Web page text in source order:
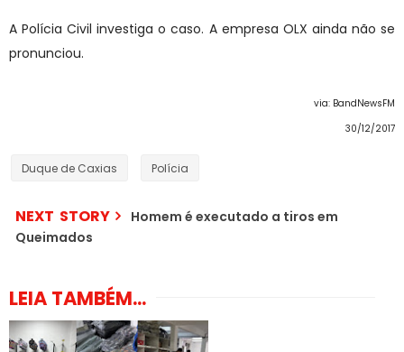
A Polícia Civil investiga o caso. A empresa OLX ainda não se
pronunciou.
via: BandNewsFM
30/12/2017
Duque de Caxias Polícia
NEXT STORY
Homem é executado a tiros em
Queimados
LEIA TAMBÉM...